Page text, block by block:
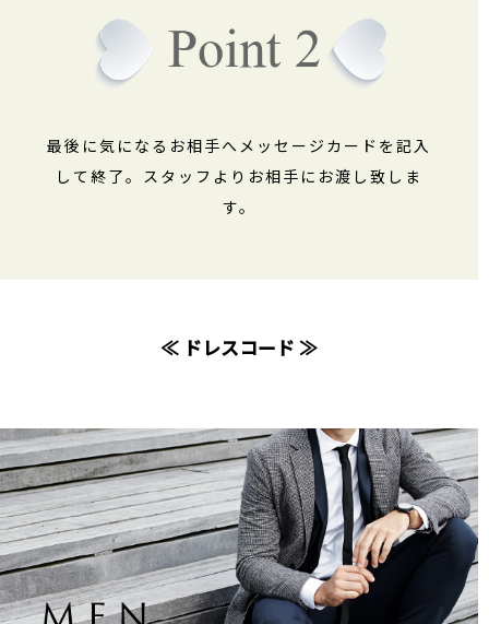
最後に気になるお相手へメッセージカードを記入
して終了。スタッフよりお相手にお渡し致しま
す。
≪ ドレスコード ≫